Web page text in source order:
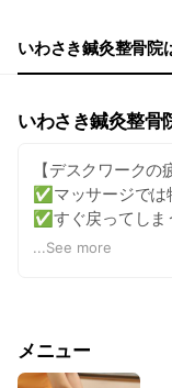
09:00 - 17:00
休み：火曜・祝日・第
いわさき鍼灸整骨院
いわさき鍼灸整骨
【デスクワークの
✅マッサージでは
✅すぐ戻ってしま
「朝スッキリ目覚
★ボキボキしない
...See more
メニュー